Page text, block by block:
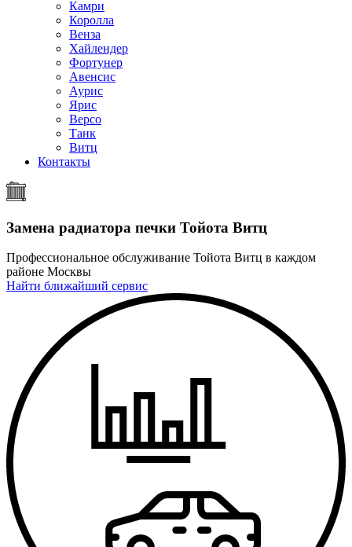
Камри
Королла
Венза
Хайлендер
Фортунер
Авенсис
Аурис
Ярис
Версо
Танк
Витц
Контакты
Замена радиатора печки Тойота Витц
Профессиональное обслуживание Тойота Витц в каждом
районе Москвы
Найти ближайший сервис